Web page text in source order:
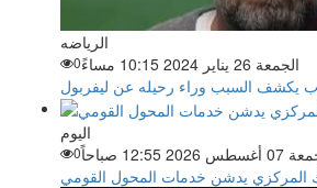
الرياضه
الجمعة 26 يناير 2024 10:15 مساءً
0
يكشف السبب وراء رحيله عن ليفربول
اليوم
2026 12:55 صباحاً
0
المركزي يدشن خدمات المحول القومي